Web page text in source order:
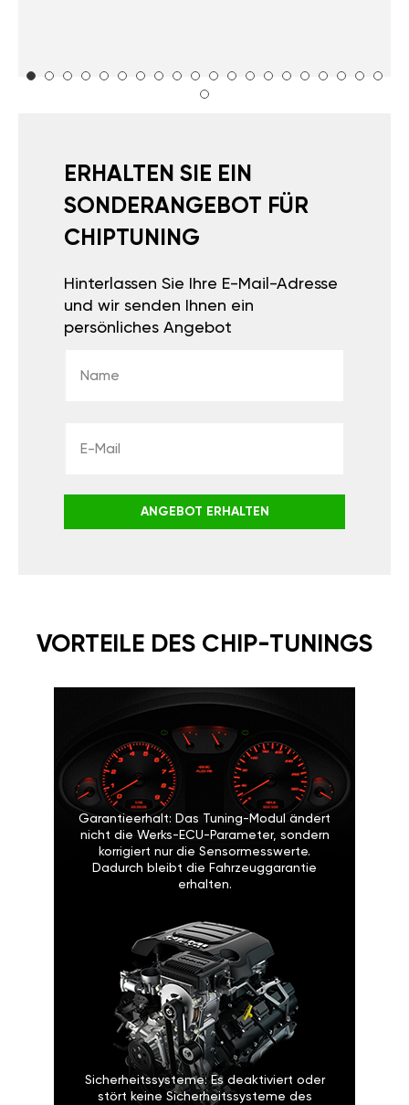
ERHALTEN SIE EIN
SONDERANGEBOT FÜR
CHIPTUNING
Hinterlassen Sie Ihre E-Mail-Adresse
und wir senden Ihnen ein
persönliches Angebot
ANGEBOT ERHALTEN
VORTEILE DES CHIP-TUNINGS
Garantieerhalt: Das Tuning-Modul ändert
nicht die Werks-ECU-Parameter, sondern
korrigiert nur die Sensormesswerte.
Dadurch bleibt die Fahrzeuggarantie
erhalten.
Sicherheitssysteme: Es deaktiviert oder
stört keine Sicherheitssysteme des